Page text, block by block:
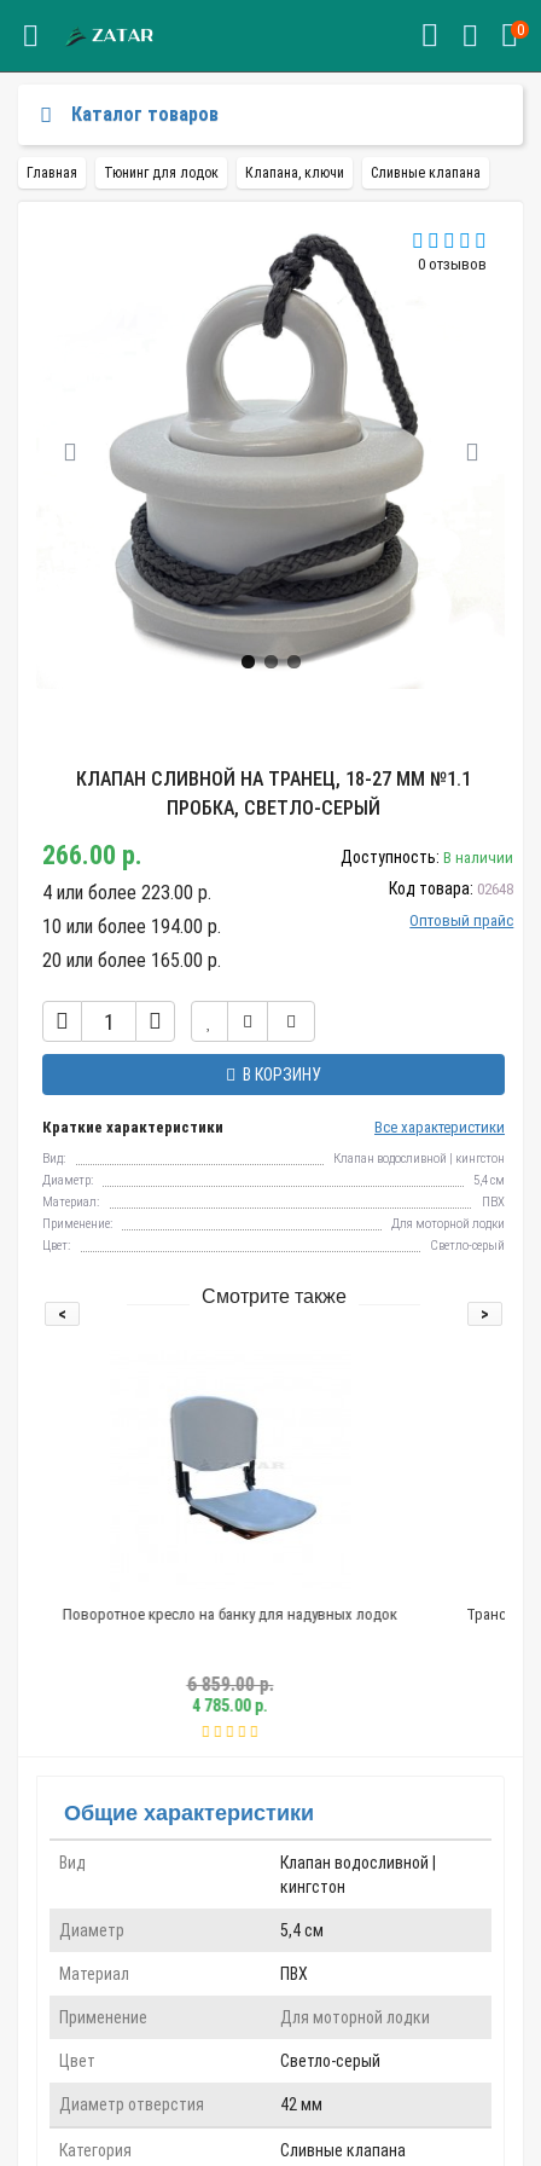
0
Каталог товаров
Главная Тюнинг для лодок Клапана, ключи Сливные клапана
0 отзывов
КЛАПАН СЛИВНОЙ НА ТРАНЕЦ, 18-27 ММ №1.1
ПРОБКА, СВЕТЛО-СЕРЫЙ
266.00 р.
4 или более 223.00 р.
10 или более 194.00 р.
20 или более 165.00 р.
Доступность: В наличии
Код товара: 02648
Оптовый прайс
В КОРЗИНУ
Краткие характеристики Все характеристики
Вид:
Клапан водосливной | кингстон
Диаметр:
5,4 см
Материал:
ПВХ
Применение:
Для моторной лодки
Цвет:
Светло-серый
Смотрите также
банку для надувных лодок Транспортировочный чехол для
< >
Общие характеристики
Вид
Клапан водосливной |
кингстон
Диаметр 5,4 см
Материал ПВХ
Применение Для моторной лодки
Цвет Светло-серый
Диаметр отверстия 42 мм
Категория Сливные клапана